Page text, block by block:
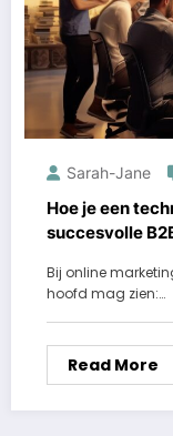
Sarah-Jane
Hoe je een
succesvolle
Bij online
hoofd mag zien:…
Read More